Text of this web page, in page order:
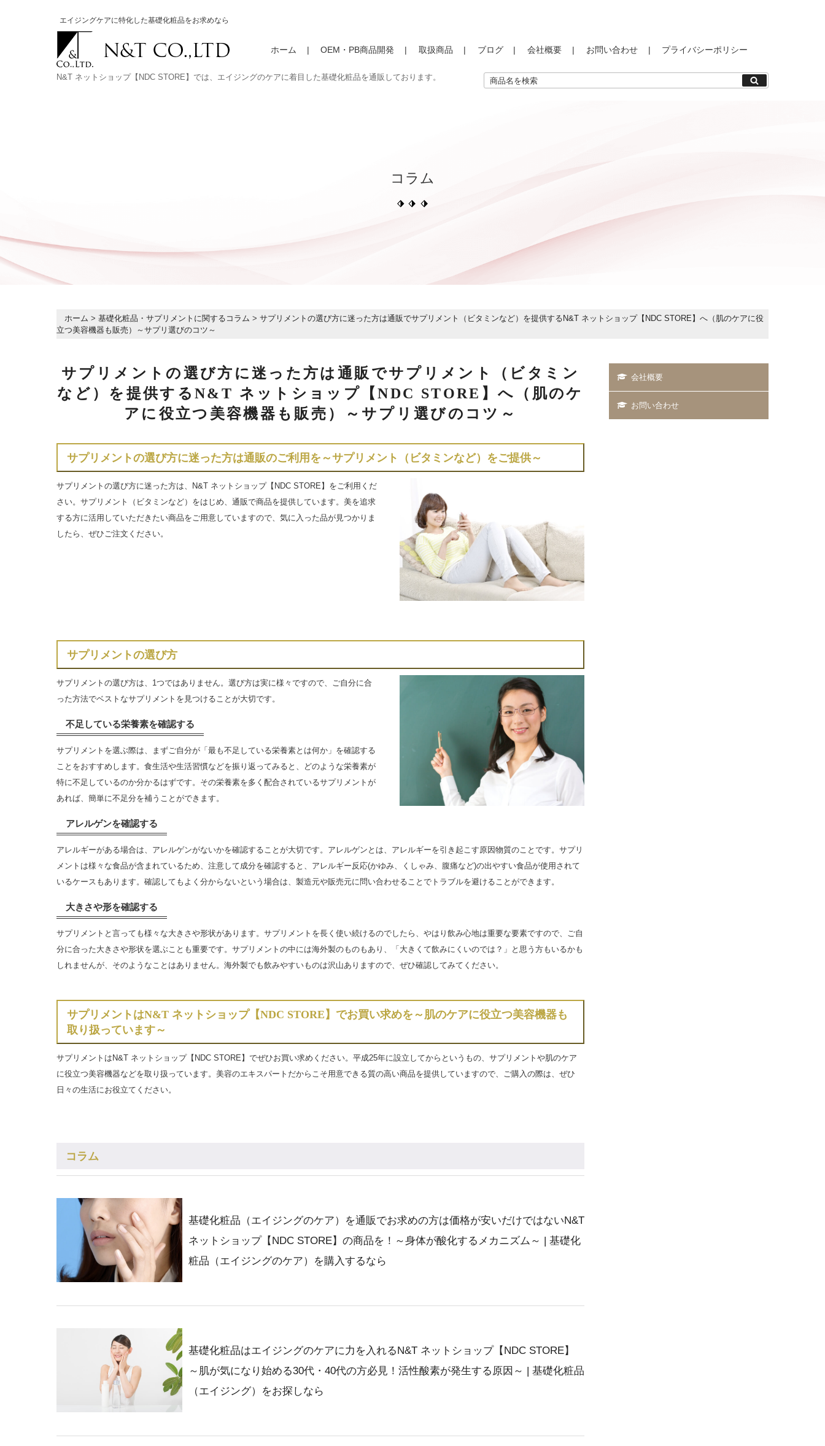
エイジングケアに特化した基礎化粧品をお求めなら
ホーム OEM・PB商品開発 取扱商品 ブログ 会社概要 お問い合わせ プライバシーポリシー
N&T ネットショップ【NDC STORE】では、エイジングのケアに着目した基礎化粧品を通販しております。
検
索:
検
コラム
ホーム > 基礎化粧品・サプリメントに関するコラム > サプリメントの選び方に迷った方は通販でサプリメント（ビタミンなど）を提供するN&T ネットショップ【NDC STORE】へ（肌のケアに役
立つ美容機器も販売）～サプリ選びのコツ～
サプリメントの選び方に迷った方は通販でサプリメント（ビタミン
など）を提供するN&T ネットショップ【NDC STORE】へ（肌のケ
アに役立つ美容機器も販売）～サプリ選びのコツ～
サプリメントの選び方に迷った方は通販のご利用を～サプリメント（ビタミンなど）をご提供～
サプリメント の選び方に迷った方は、N&T ネットショップ【NDC STORE】をご利用くだ
さい。サプリメント（ ビタミンなど）をはじめ、 通販で商品を提供しています。美を追求
する方に活用していただきたい商品をご用意していますので、気に入った品が見つかりま
したら、ぜひご注文ください。
サプリメントの選び方
サプリメントの選び方は、1つではありません。選び方は実に様々ですので、ご自分に合
った方法でベストなサプリメントを見つけることが大切です。
不足している栄養素を確認する
サプリメントを選ぶ際は、まずご自分が「最も不足している栄養素とは何か」を確認する
ことをおすすめします。食生活や生活習慣などを振り返ってみると、どのような栄養素が
特に不足しているのか分かるはずです。その栄養素を多く配合されているサプリメントが
あれば、簡単に不足分を補うことができます。
アレルゲンを確認する
アレルギーがある場合は、アレルゲンがないかを確認することが大切です。アレルゲンとは、アレルギーを引き起こす原因物質のことです。サプリ
メントは様々な食品が含まれているため、注意して成分を確認すると、アレルギー反応(かゆみ、くしゃみ、腹痛など)の出やすい食品が使用されて
いるケースもあります。確認してもよく分からないという場合は、製造元や販売元に問い合わせることでトラブルを避けることができます。
大きさや形を確認する
サプリメントと言っても様々な大きさや形状があります。サプリメントを長く使い続けるのでしたら、やはり飲み心地は重要な要素ですので、ご自
分に合った大きさや形状を選ぶことも重要です。サプリメントの中には海外製のものもあり、「大きくて飲みにくいのでは？」と思う方もいるかも
しれませんが、そのようなことはありません。海外製でも飲みやすいものは沢山ありますので、ぜひ確認してみてください。
サプリメントはN&T ネットショップ【NDC STORE】でお買い求めを～肌のケアに役立つ美容機器も
取り扱っています～
サプリメントはN&T ネットショップ【NDC STORE】でぜひお買い求めください。平成25年に設立してからというもの、サプリメントや肌のケア
に役立つ美容機器などを取り扱っています。美容のエキスパートだからこそ用意できる質の高い商品を提供していますので、ご購入の際は、ぜひ
日々の生活にお役立てください。
コラム
基礎化粧品（エイジングのケア）を通販でお求めの方は価格が安いだけではないN&T
ネットショップ【NDC STORE】の商品を！～身体が酸化するメカニズム～ | 基礎化
粧品（エイジングのケア）を購入するなら
基礎化粧品はエイジングのケアに力を入れるN&T ネットショップ【NDC STORE】
～肌が気になり始める30代・40代の方必見！活性酸素が発生する原因～ | 基礎化粧品
（エイジング）をお探しなら
会社概要
お問い合わせ